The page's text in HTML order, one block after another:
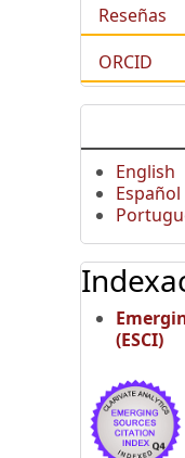
Reseñas
ORCID
English
Español
(ESCI)